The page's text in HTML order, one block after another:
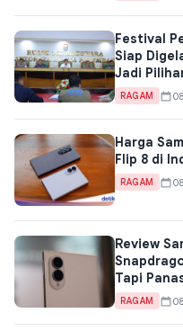
Festival
Siap
Jadi
RAGAM
Harga
Flip 8 di
RAGAM
Review
Tapi
50,8
RAGAM